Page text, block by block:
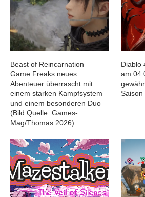
Beast of Reincarnation –
Game Freaks neues
Abenteuer überrascht mit
einem starken Kampfsystem
und einem besonderen Duo
(Bild Quelle: Games-
Mag/Thomas 2026)
Diablo
am
Saison